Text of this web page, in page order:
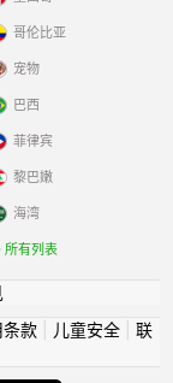
哥伦比亚
宠物
巴西
菲律宾
黎巴嫩
海湾
所有列表
款| 儿童安全| 联